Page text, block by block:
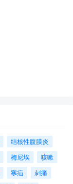
结核性腹膜炎
梅尼埃
咳嗽
寒疝
刺痛